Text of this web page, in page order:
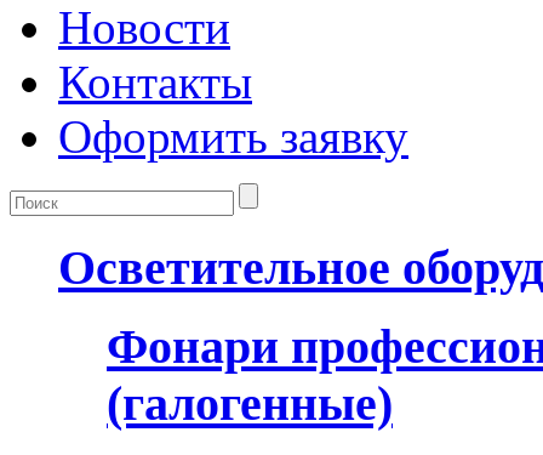
Новости
Контакты
Оформить заявку
Осветительное
Фонари
(галогенные)